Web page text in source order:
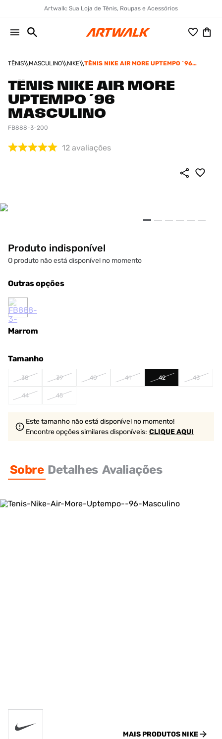
Artwalk: Sua Loja de Tênis, Roupas e Acessórios
TÊNIS MASCULINO NIKE
TÊNIS NIKE AIR MORE UPTEMPO ´96
TÊNIS NIKE AIR MORE
UPTEMPO ´96
MASCULINO
FB888-3-200
12 avaliações
Produto indisponível
O produto não está disponível no momento
Outras opções
Marrom
Tamanho
38 39 40 41 42 43
44 45
Este tamanho não está disponível no momento!
Encontre opções similaresdisponíveis: CLIQUE AQUI
Sobre Detalhes Avaliações
MAIS PRODUTOS NIKE